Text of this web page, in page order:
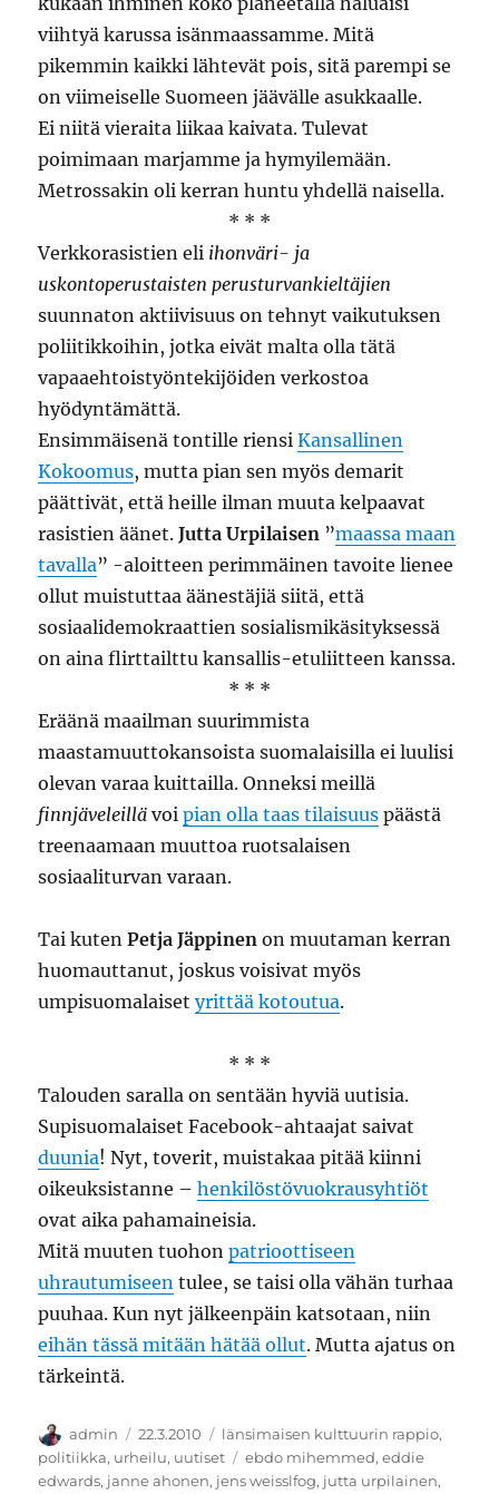
viihtyä karussa isänmaassamme. Mitä
pikemmin kaikki lähtevät pois, sitä parempi se
on viimeiselle Suomeen jäävälle asukkaalle.
Ei niitä vieraita liikaa kaivata. Tulevat
poimimaan marjamme ja hymyilemään.
Metrossakin oli kerran huntu yhdellä naisella.
* * *
Verkkorasistien eli ihonväri- ja
uskontoperustaisten perusturvankieltäjien
suunnaton aktiivisuus on tehnyt vaikutuksen
poliitikkoihin, jotka eivät malta olla tätä
vapaaehtoistyöntekijöiden verkostoa
hyödyntämättä.
Ensimmäisenä tontille riensiKansallinen
Kokoomus, mutta pian sen myös demarit
päättivät, että heille ilman muuta kelpaavat
rasistien äänet.Jutta Urpilaisen ”maassa maan
tavalla” -aloitteen perimmäinen tavoite lienee
ollut muistuttaa äänestäjiä siitä, että
sosiaalidemokraattien sosialismikäsityksessä
on aina flirttailttu kansallis-etuliitteen kanssa.
* * *
Eräänä maailman suurimmista
maastamuuttokansoista suomalaisilla ei luulisi
olevan varaa kuittailla. Onneksi meillä
finnjäveleillä voipian olla taas tilaisuus päästä
treenaamaan muuttoa ruotsalaisen
sosiaaliturvan varaan.
Tai kutenPetja Jäppinen on muutaman kerran
huomauttanut, joskus voisivat myös
umpisuomalaisetyrittää kotoutua.
* * *
Talouden saralla on sentään hyviä uutisia.
Supisuomalaiset Facebook-ahtaajat saivat
duunia! Nyt, toverit, muistakaa pitää kiinni
oikeuksistanne –henkilöstövuokrausyhtiöt
ovat aika pahamaineisia.
Mitä muuten tuohonpatrioottiseen
uhrautumiseen tulee, se taisi olla vähän turhaa
puuhaa. Kun nyt jälkeenpäin katsotaan, niin
eihän tässä mitään hätää ollut. Mutta ajatus on
tärkeintä.
Kirjoittaja
admin Julkaistu
22.3.2010 Kategoriat
länsimaisen kulttuurin rappio,
politiikka, urheilu, uutiset Avainsanat
ebdo mihemmed,eddie
edwards, janne ahonen, jens weisslfog, jutta urpilainen,